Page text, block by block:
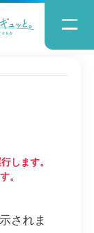
します。
。
されま